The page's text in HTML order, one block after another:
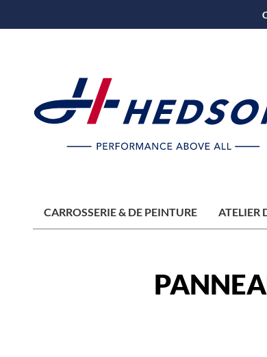
CARROSSERIE & DE PEINTURE ATELIER